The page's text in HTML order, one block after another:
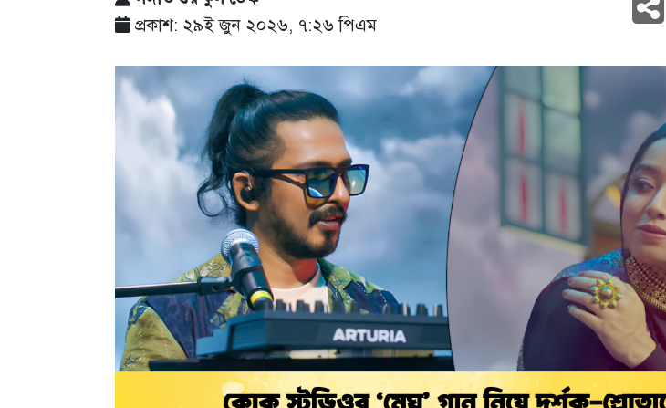
প্রকাশ: ২৯ই জুন ২০২৬, ৭:২৬ পিএম